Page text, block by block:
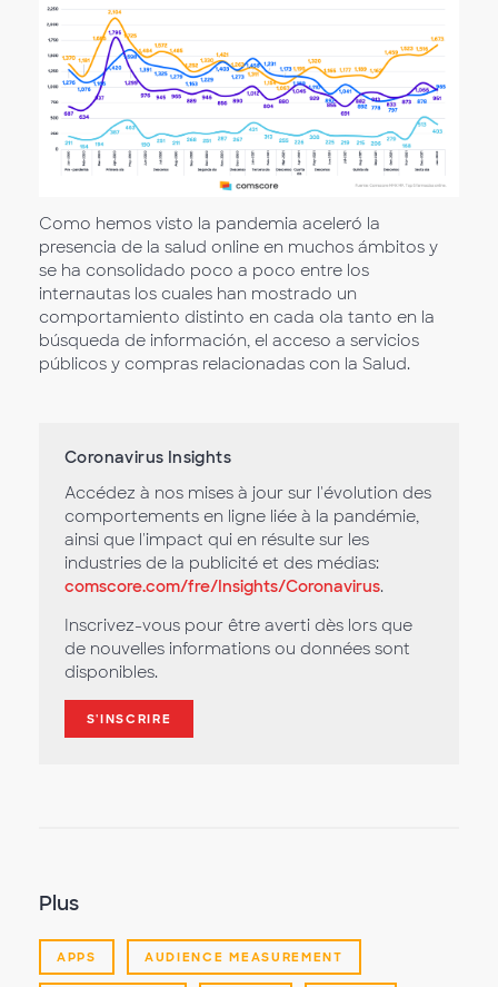
Como hemos visto la pandemia aceleró la
presencia de la salud online en muchos ámbitos y
se ha consolidado poco a poco entre los
internautas los cuales han mostrado un
comportamiento distinto en cada ola tanto en la
búsqueda de información, el acceso a servicios
públicos y compras relacionadas con la Salud.
Coronavirus Insights
Accédez à nos mises à jour sur l'évolution des
comportements en ligne liée à la pandémie,
ainsi que l'impact qui en résulte sur les
industries de la publicité et des médias:
comscore.com/fre/Insights/Coronavirus.
Inscrivez-vous pour être averti dès lors que
de nouvelles informations ou données sont
disponibles.
S'INSCRIRE
Plus
APPS AUDIENCE MEASUREMENT